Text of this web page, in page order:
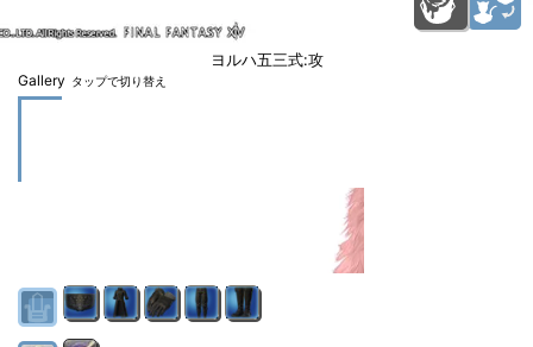
ヨルハ五三式:攻
Gallery タップで切り替え